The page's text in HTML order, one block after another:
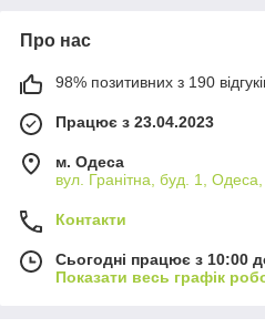
Про нас
98% позитивних з 190
Працює з 23.04.2023
м. Одеса
вул. Гранітна, буд. 1, Одеса,
Контакти
Сьогодні працює з 10:00
Показати весь графік